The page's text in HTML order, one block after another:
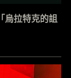
烏拉特克的詛